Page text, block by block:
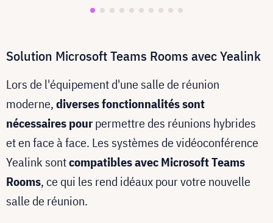
Solution Microsoft Teams Rooms avec Yealink
Lors de l'équipement d'une salle de réunion
moderne,diverses fonctionnalités sont
nécessaires pourpermettre des réunions hybrides
et en face à face. Les systèmes de vidéoconférence
Yealink sontcompatibles avec Microsoft Teams
Rooms, ce qui les rend idéaux pour votre nouvelle
salle de réunion.